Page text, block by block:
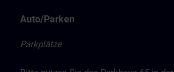
Auto/Parken
Parkplätze